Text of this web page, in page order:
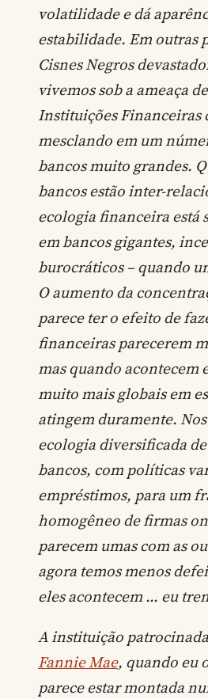
volatilidade e dá
estabilidade. Em outras
Cisnes Negros
vivemos sob a ameaça
Instituições Financeiras
mesclando em um
bancos muito grandes.
bancos estão inter-
ecologia financeira está
em bancos gigantes,
burocráticos – quando
O aumento da
parece ter o efeito de
financeiras parecerem
mas quando acontecem
muito mais globais em
atingem duramente.
ecologia diversificada
bancos, com políticas
empréstimos, para um
homogêneo de firmas
parecem umas com as
agora temos menos
eles acontecem … eu
A instituição
Fannie Mae, quando eu
parece estar montada